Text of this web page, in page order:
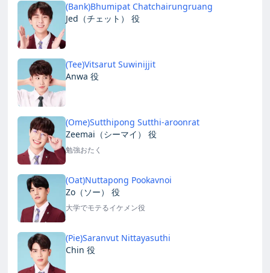
(Bank)Bhumipat Chatchairungruang
Jed（チェット） 役
(Tee)Vitsarut Suwinijjit
Anwa 役
(Ome)Sutthipong Sutthi-aroonrat
Zeemai（シーマイ） 役
勉強おたく
(Oat)Nuttapong Pookavnoi
Zo（ソー） 役
大学でモテるイケメン役
(Pie)Saranvut Nittayasuthi
Chin 役